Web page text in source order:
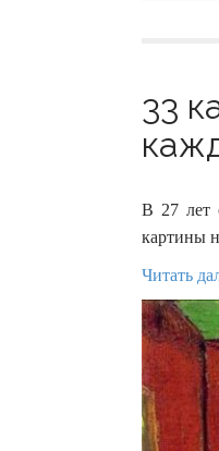
33
В 27 лет
картины
Читать